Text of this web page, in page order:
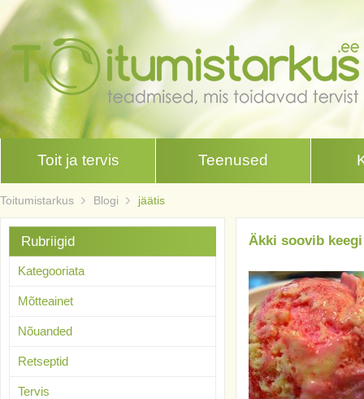
Toit ja tervis Teenused
Toitumistarkus Blogi jäätis
Äkki soovib
Rubriigid
Kategooriata
Mõtteainet
Nõuanded
Retseptid
Tervis